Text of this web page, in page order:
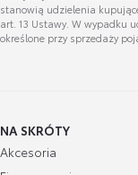
stanowią udzielenia
art. 13 Ustawy. W wypadku
określone przy sprzedaży
NA SKRÓTY
Akcesoria